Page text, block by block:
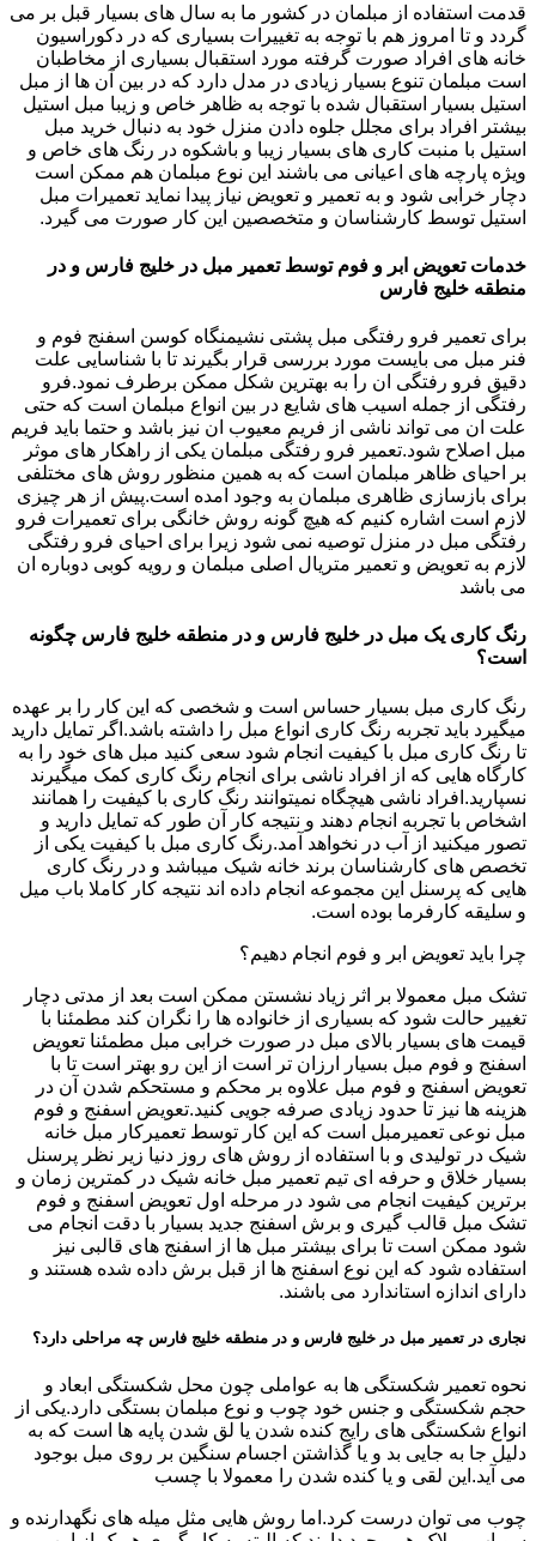
قدمت استفاده از مبلمان در کشور ما به سال های بسیار قبل بر می
گردد و تا امروز هم با توجه به تغییرات بسیاری که در دکوراسیون
خانه های افراد صورت گرفته مورد استقبال بسیاری از مخاطبان
است مبلمان تنوع بسیار زیادی در مدل دارد که در بین آن ها از مبل
استیل بسیار استقبال شده با توجه به ظاهر خاص و زیبا مبل استیل
بیشتر افراد برای مجلل جلوه دادن منزل خود به دنبال خرید مبل
استیل با منبت کاری های بسیار زیبا و باشکوه در رنگ های خاص و
ویژه پارچه های اعیانی می باشند این نوع مبلمان هم ممکن است
دچار خرابی شود و به تعمیر و تعویض نیاز پیدا نماید تعمیرات مبل
استیل توسط کارشناسان و متخصصین این کار صورت می گیرد.
خدمات تعویض ابر و فوم توسط تعمیر مبل در خلیج فارس و در
منطقه خلیج فارس
برای تعمیر فرو رفتگی مبل پشتی نشیمنگاه کوسن اسفنج فوم و
فنر مبل می بایست مورد بررسی قرار بگیرند تا با شناسایی علت
دقیق فرو رفتگی ان را به بهترین شکل ممکن برطرف نمود.فرو
رفتگی از جمله اسیب های شایع در بین انواع مبلمان است که حتی
علت ان می تواند ناشی از فریم معیوب ان نیز باشد و حتما باید فریم
مبل اصلاح شود.تعمیر فرو رفتگی مبلمان یکی از راهکار های موثر
بر احیای ظاهر مبلمان است که به همین منظور روش های مختلفی
برای بازسازی ظاهری مبلمان به وجود امده است.پیش از هر چیزی
لازم است اشاره کنیم که هیچ گونه روش خانگی برای تعمیرات فرو
رفتگی مبل در منزل توصیه نمی شود زیرا برای احیای فرو رفتگی
لازم به تعویض و تعمیر متریال اصلی مبلمان و رویه کوبی دوباره ان
می باشد
رنگ کاری یک مبل در خلیج فارس و در منطقه خلیج فارس چگونه
است؟
رنگ کاری مبل بسیار حساس است و شخصی که این کار را بر عهده
میگیرد باید تجربه رنگ کاری انواع مبل را داشته باشد.اگر تمایل دارید
تا رنگ کاری مبل با کیفیت انجام شود سعی کنید مبل های خود را به
کارگاه هایی که از افراد ناشی برای انجام رنگ کاری کمک میگیرند
نسپارید.افراد ناشی هیچگاه نمیتوانند رنگ کاری با کیفیت را همانند
اشخاص با تجربه انجام دهند و نتیجه کار آن طور که تمایل دارید و
تصور میکنید از آب در نخواهد آمد.رنگ کاری مبل با کیفیت یکی از
تخصص های کارشناسان برند خانه شیک میباشد و در رنگ کاری
هایی که پرسنل این مجموعه انجام داده اند نتیجه کار کاملا باب میل
و سلیقه کارفرما بوده است.
چرا باید تعویض ابر و فوم انجام دهیم؟
تشک مبل معمولا بر اثر زیاد نشستن ممکن است بعد از مدتی دچار
تغییر حالت شود که بسیاری از خانواده ها را نگران کند مطمئنا با
قیمت های بسیار بالای مبل در صورت خرابی مبل مطمئنا تعویض
اسفنج و فوم مبل بسیار ارزان تر است از این رو بهتر است تا با
تعویض اسفنج و فوم مبل علاوه بر محکم و مستحکم شدن آن در
هزینه ها نیز تا حدود زیادی صرفه جویی کنید.تعویض اسفنج و فوم
مبل نوعی تعمیرمبل است که این کار توسط تعمیرکار مبل خانه
شیک در تولیدی و با استفاده از روش های روز دنیا زیر نظر پرسنل
بسیار خلاق و حرفه ای تیم تعمیر مبل خانه شیک در کمترین زمان و
برترین کیفیت انجام می شود در مرحله اول تعویض اسفنج و فوم
تشک مبل قالب گیری و برش اسفنج جدید بسیار با دقت انجام می
شود ممکن است تا برای بیشتر مبل ها از اسفنج های قالبی نیز
استفاده شود که این نوع اسفنج ها از قبل برش داده شده هستند و
دارای اندازه استاندارد می باشند.
نجاری در تعمیر مبل در خلیج فارس و در منطقه خلیج فارس چه مراحلی دارد؟
نحوه تعمیر شکستگی ها به عواملی چون محل شکستگی ابعاد و
حجم شکستگی و جنس خود چوب و نوع مبلمان بستگی دارد.یکی از
انواع شکستگی های رایج کنده شدن یا لق شدن پایه ها است که به
دلیل جا به جایی بد و یا گذاشتن اجسام سنگین بر روی مبل بوجود
می آید.این لقی و یا کنده شدن را معمولا با چسب
چوب می توان درست کرد.اما روش هایی مثل میله های نگهدارنده و